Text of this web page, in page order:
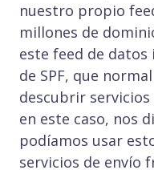
nuestro propio
millones de
este feed de
de SPF, que
descubrir
en este caso, nos
podíamos usar
servicios de envío